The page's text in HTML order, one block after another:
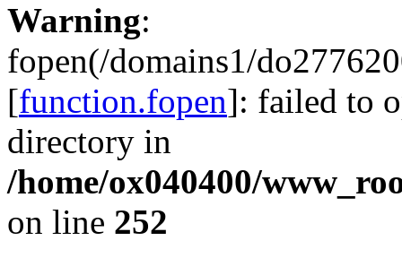
Warning:
fopen(/domains1/
[function.fopen]: failed to
directory in
/home/ox040400/
on line 252